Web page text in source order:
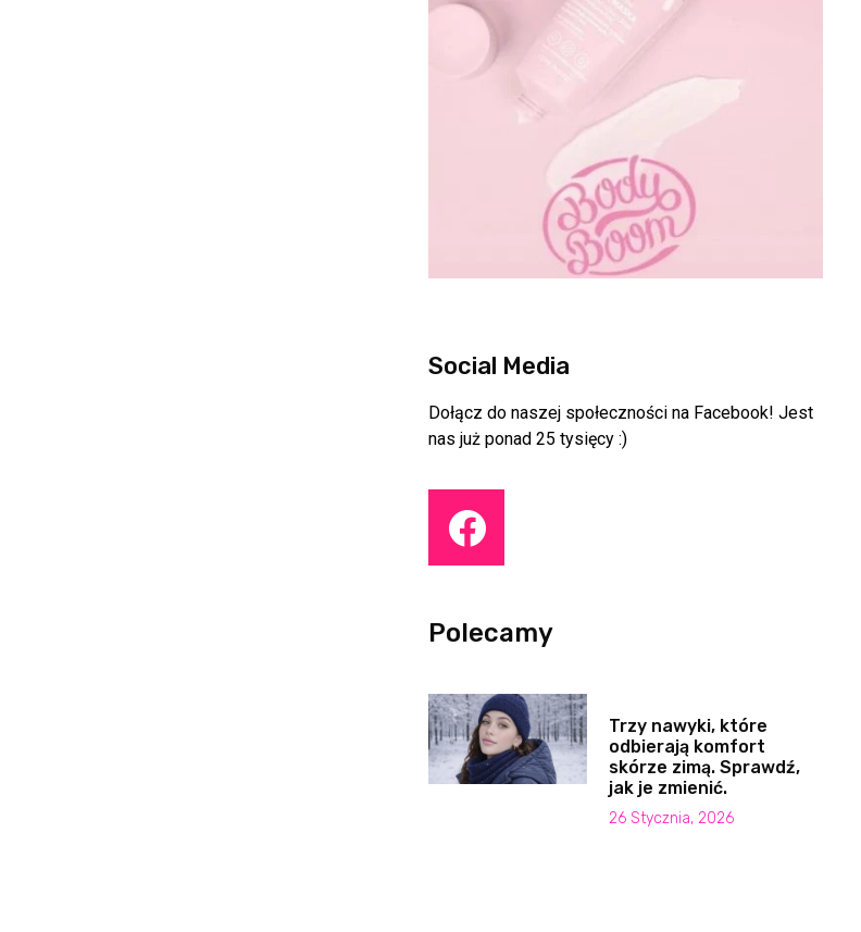
Social Media
Dołącz do naszej społeczności na Facebook! Jest
nas już ponad 25 tysięcy :)
Polecamy
Trzy nawyki, które
odbierają komfort
skórze zimą. Sprawdź,
jak je zmienić.
26 Stycznia, 2026